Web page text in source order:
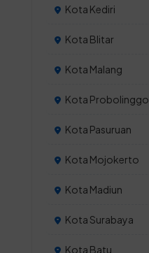
Kota Kediri
Kota Blitar
Kota Malang
Kota Probolinggo
Kota Pasuruan
Kota Mojokerto
Kota Madiun
Kota Surabaya
Kota Batu